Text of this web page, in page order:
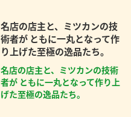
名店の店主と、ミツカンの技
術者が ともに一丸となって作
り上げた至極の逸品たち。
名店の店主と、ミツカンの技術
者が ともに一丸となって作り上
げた至極の逸品たち。